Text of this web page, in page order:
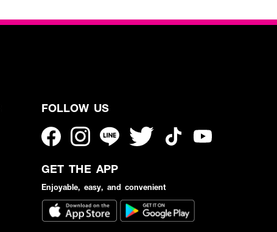
FOLLOW US
GET THE APP
Enjoyable, easy, and convenient